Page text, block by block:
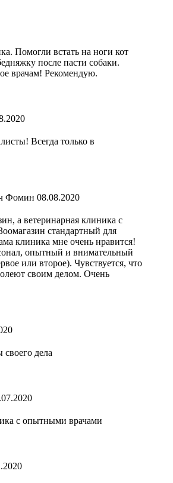
Помогли встать на ноги кот
после пасти собаки.
врачам! Рекомендую.
Всегда только в
Фомин 08.08.2020
а ветеринарная клиника с
стандартный для
клиника мне очень нравится!
опытный и внимательный
или второе). Чувствуется, что
своим делом. Очень
дела
с опытными врачами